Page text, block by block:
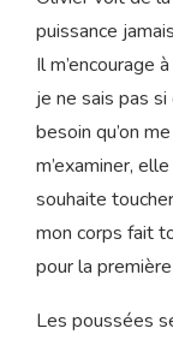
Le besoin
pas mal, mais
que mon corps
Olivier voit de
puissance
Il m’encourage
je ne sais pas si
m’examiner,